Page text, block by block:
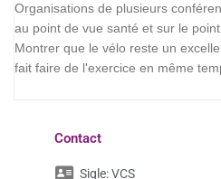
Organisations de plusieurs
au point de vue santé et sur le
Montrer que le vélo reste un
fait faire de l'exercice en même
Contact
Sigle:VCS